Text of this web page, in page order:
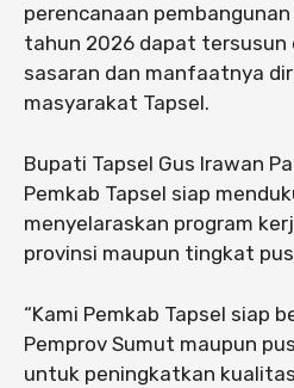
perencanaan
tahun 2026 dapat tersusun
sasaran dan manfaatnya
masyarakat Tapsel.
Bupati Tapsel Gus Irawan
Pemkab Tapsel siap
menyelaraskan program
provinsi maupun tingkat
“Kami Pemkab Tapsel siap
Pemprov Sumut maupun
untuk peningkatkan